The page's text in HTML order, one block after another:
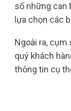
số những can
lựa chọn các
Ngoài ra,
quý khách
thông tin cụ